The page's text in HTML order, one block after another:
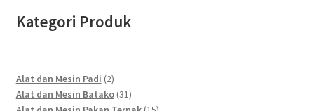
Kategori Produk
Alat dan Mesin Padi 22
products
Alat dan Mesin Batako 3131